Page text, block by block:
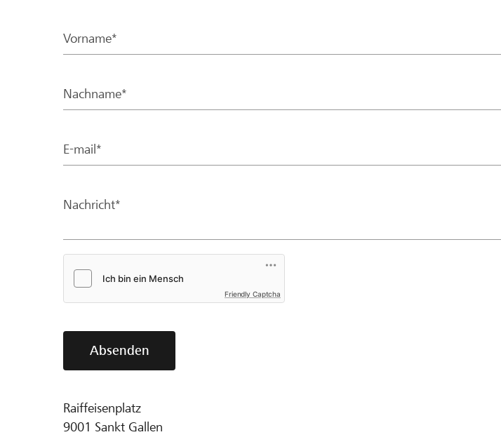
Vorname*
Nachname*
E-mail*
Nachricht*
Friendly Captcha
Absenden
Raiffeisenplatz
9001 Sankt Gallen